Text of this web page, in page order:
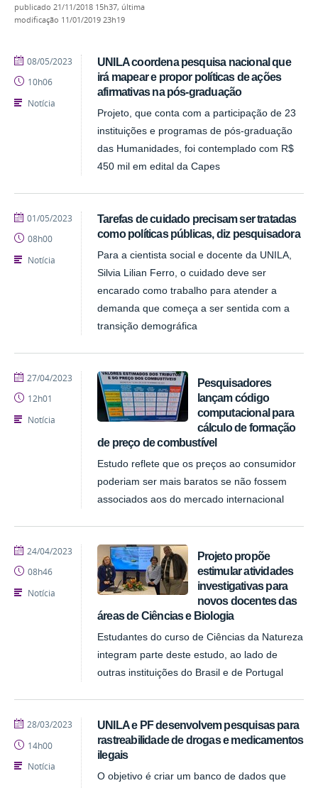
publicado 21/11/2018 15h37, última
modificação 11/01/2019 23h19
UNILA coordena pesquisa nacional que
irá mapear e propor políticas de ações
afirmativas na pós-graduação
Projeto, que conta com a participação de 23
instituições e programas de pós-graduação
das Humanidades, foi contemplado com R$
450 mil em edital da Capes
publicado
08/05/2023
10h06
Notícia
Tarefas de cuidado precisam ser tratadas
como políticas públicas, diz pesquisadora
Para a cientista social e docente da UNILA,
Silvia Lilian Ferro, o cuidado deve ser
encarado como trabalho para atender a
demanda que começa a ser sentida com a
transição demográfica
publicado
01/05/2023
08h00
Notícia
Pesquisadores
lançam código
computacional para
cálculo de formação
de preço de combustível
Estudo reflete que os preços ao consumidor
poderiam ser mais baratos se não fossem
associados aos do mercado internacional
publicado
27/04/2023
12h01
Notícia
Projeto propõe
estimular atividades
investigativas para
novos docentes das
áreas de Ciências e Biologia
Estudantes do curso de Ciências da Natureza
integram parte deste estudo, ao lado de
outras instituições do Brasil e de Portugal
publicado
24/04/2023
08h46
Notícia
UNILA e PF desenvolvem pesquisas para
rastreabilidade de drogas e medicamentos
ilegais
O objetivo é criar um banco de dados que
publicado
28/03/2023
14h00
Notícia